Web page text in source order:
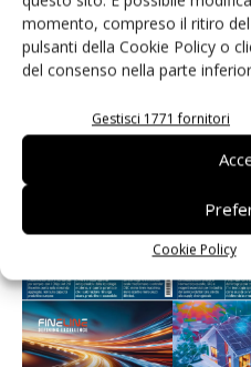
momento, compreso il ritiro
pulsanti della Cookie Policy o
del consenso nella parte
Gestisci 1771 fornitori
Cookie Policy
Selezione di elettronica